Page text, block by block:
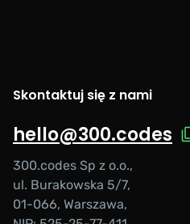
Skontaktuj się z nami
hello@300.codes
300.codes Sp z o.o.,
ul. Burakowska 5/7,
01-066, Warszawa,